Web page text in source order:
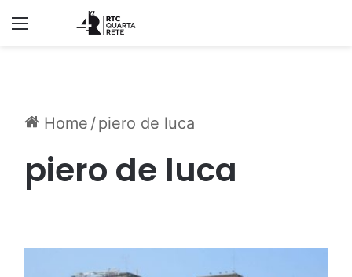
Home /piero de luca
piero de luca